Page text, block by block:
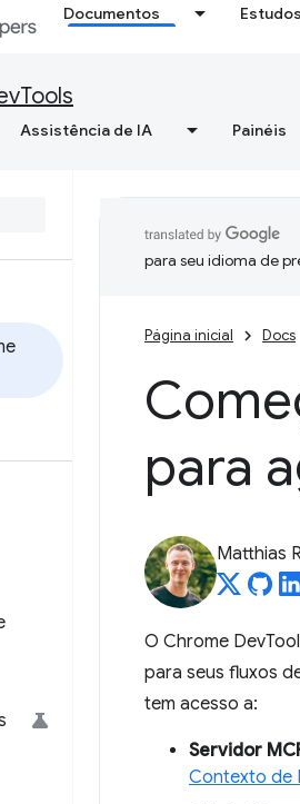
Documentos
Assistência de IA Painéis
para seu idioma de
Página inicial Docs
para
Matthias
O Chrome
para seus fluxos
tem acesso a:
Servidor
Contexto de